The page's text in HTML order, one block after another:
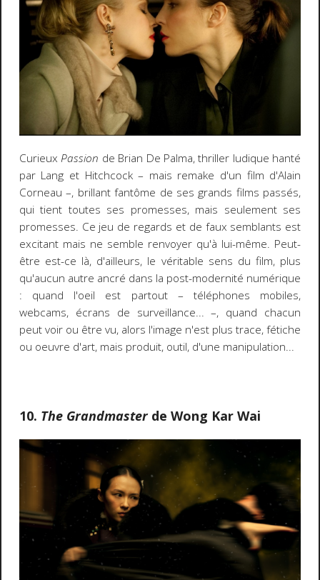
CurieuxPassion de Brian De Palma, thriller ludique hanté
par Lang et Hitchcock – mais remake d'un film d'Alain
Corneau –, brillant fantôme de ses grands films passés,
qui tient toutes ses promesses, mais seulement ses
promesses. Ce jeu de regards et de faux semblants est
excitant mais ne semble renvoyer qu'à lui-même. Peut-
être est-ce là, d'ailleurs, le véritable sens du film, plus
qu'aucun autre ancré dans la post-modernité numérique
: quand l'oeil est partout – téléphones mobiles,
webcams, écrans de surveillance... –, quand chacun
peut voir ou être vu, alors l'image n'est plus trace, fétiche
ou oeuvre d'art, mais produit, outil, d'une manipulation...
10. The Grandmasterde Wong Kar Wai